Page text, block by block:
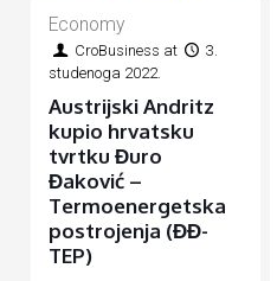
Economy
CroBusiness at
3.
studenoga 2022.
Austrijski Andritz
kupio hrvatsku
tvrtku Đuro
Đaković –
Termoenergetska
postrojenja (ĐĐ-
TEP)